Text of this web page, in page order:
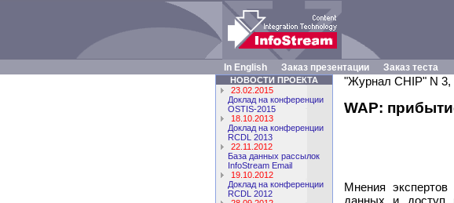
In English Заказ презентации Заказ теста
НОВОСТИ ПРОЕКТА
23.02.2015
Доклад на конференции
OSTIS-2015
18.10.2013
Доклад на конференции
RCDL 2013
22.11.2012
База данных рассылок
InfoStream Email
19.10.2012
Доклад на конференции
RCDL 2012
"Журнал CHIP" N 3,
WAP:
Мнения
данных и доступ